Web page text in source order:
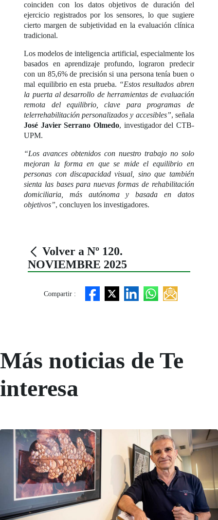
coinciden con los datos objetivos de duración del
ejercicio registrados por los sensores, lo que sugiere
cierto margen de subjetividad en la evaluación clínica
tradicional.
Los modelos de inteligencia artificial, especialmente los
basados en aprendizaje profundo, lograron predecir
con un 85,6% de precisión si una persona tenía buen o
mal equilibrio en esta prueba. “Estos resultados abren
la puerta al desarrollo de herramientas de evaluación
remota del equilibrio, clave para programas de
telerrehabilitación personalizados y accesibles”, señala
José Javier Serrano Olmedo, investigador del CTB-
UPM.
“Los avances obtenidos con nuestro trabajo no solo
mejoran la forma en que se mide el equilibrio en
personas con discapacidad visual, sino que también
sienta las bases para nuevas formas de rehabilitación
domiciliaria, más autónoma y basada en datos
objetivos”, concluyen los investigadores.
Volver a Nº 120.
NOVIEMBRE 2025
Compartir :
Más noticias de Te
interesa